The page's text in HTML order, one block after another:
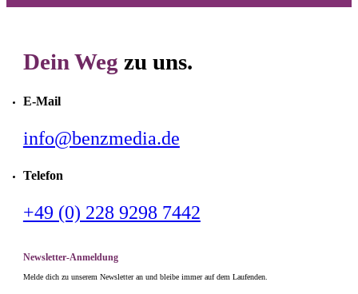
Dein Weg zu uns.
E-Mail
info@benzmedia.de
Telefon
+49 (0) 228 9298 7442
Newsletter-Anmeldung
Melde dich zu unserem Newsletter an und bleibe immer auf dem Laufenden.